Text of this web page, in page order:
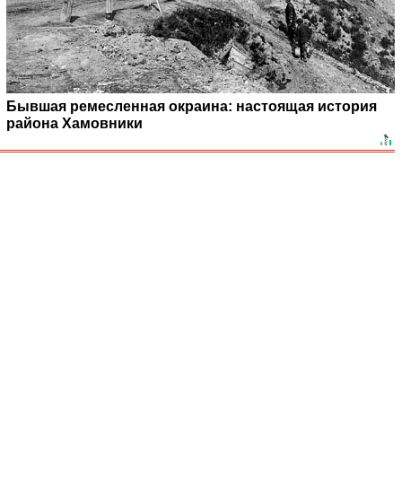
Бывшая ремесленная окраина: настоящая история
района Хамовники